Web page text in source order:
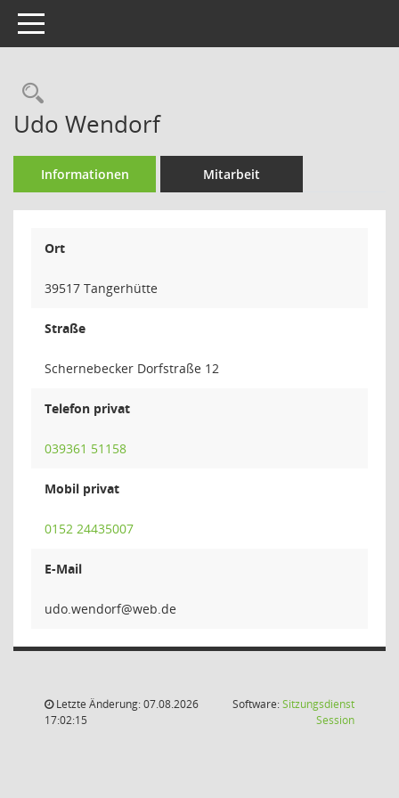
Toggle navigation
Rechercheauswahl
Udo Wendorf
Informationen Mitarbeit
Ort
39517 Tangerhütte
Straße
Schernebecker Dorfstraße 12
Telefon privat
039361 51158
Mobil privat
0152 24435007
E-Mail
frodn
Letzte Änderung: 07.08.2026
17:02:15
Software:Sitzungsdienst
Session(Wird in